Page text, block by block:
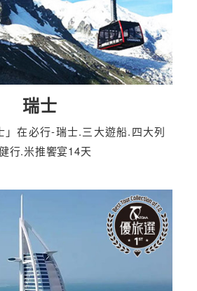
瑞士
」在必行-瑞士.三大遊船.四大列
行.米推饗宴14天